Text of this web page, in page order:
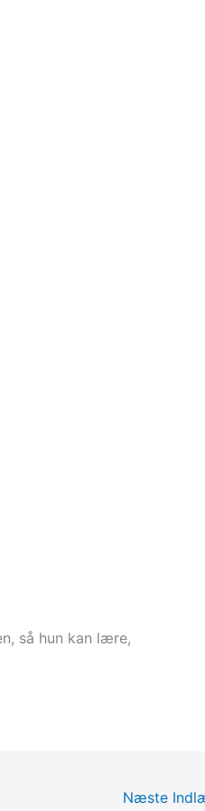
så hun kan lære,
Næste